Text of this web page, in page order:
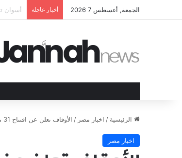
الجمعة, أغسطس 7 2026 أخبار عاجلة الهند
الرئيسية / اخبار مصر / الأوقاف تعلن عن افتتاح 31 مسجدا غدا في إطار خطتها لإعمار بيوت الله
اخبار مصر